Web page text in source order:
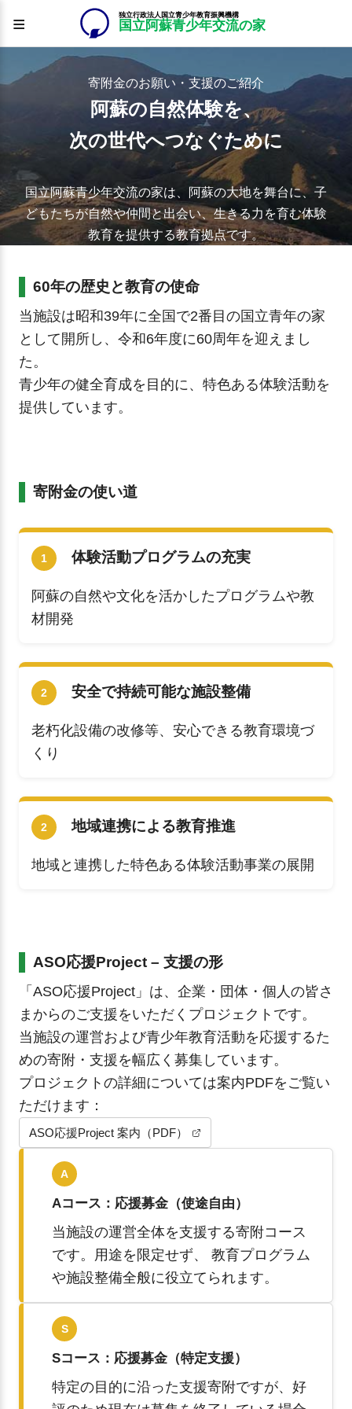
≡
寄附金のお願い・支援のご紹介
阿蘇の自然体験を、
次の世代へつなぐために
国立阿蘇青少年交流の家は、阿蘇の大地を舞台に、子
どもたちが自然や仲間と出会い、生きる力を育む体験
教育を提供する教育拠点です。
60年の歴史と教育の使命
当施設は昭和39年に全国で2番目の国立青年の家
として開所し、令和6年度に60周年を迎えまし
た。
青少年の健全育成を目的に、特色ある体験活動を
提供しています。
寄附金の使い道
1 体験活動プログラムの充実
阿蘇の自然や文化を活かしたプログラムや教
材開発
2 安全で持続可能な施設整備
老朽化設備の改修等、安心できる教育環境づ
くり
2 地域連携による教育推進
地域と連携した特色ある体験活動事業の展開
ASO応援Project – 支援の形
「ASO応援Project」は、企業・団体・個人の皆さ
まからのご支援をいただくプロジェクトです。
当施設の運営および青少年教育活動を応援するた
めの寄附・支援を幅広く募集しています。
プロジェクトの詳細については案内PDFをご覧い
ただけます：
ASO応援Project 案内（PDF）
A
Aコース：応援募金（使途自由）
当施設の運営全体を支援する寄附コース
です。用途を限定せず、 教育プログラム
や施設整備全般に役立てられます。
S
Sコース：応援募金（特定支援）
特定の目的に沿った支援寄附ですが、好